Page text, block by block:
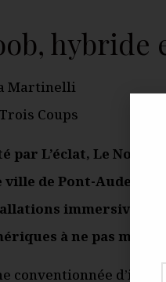
hybride
Martinelli
Coups
par L’éclat, Le Noob
de Pont-Audemer,
immersives
à ne pas
conventionnée